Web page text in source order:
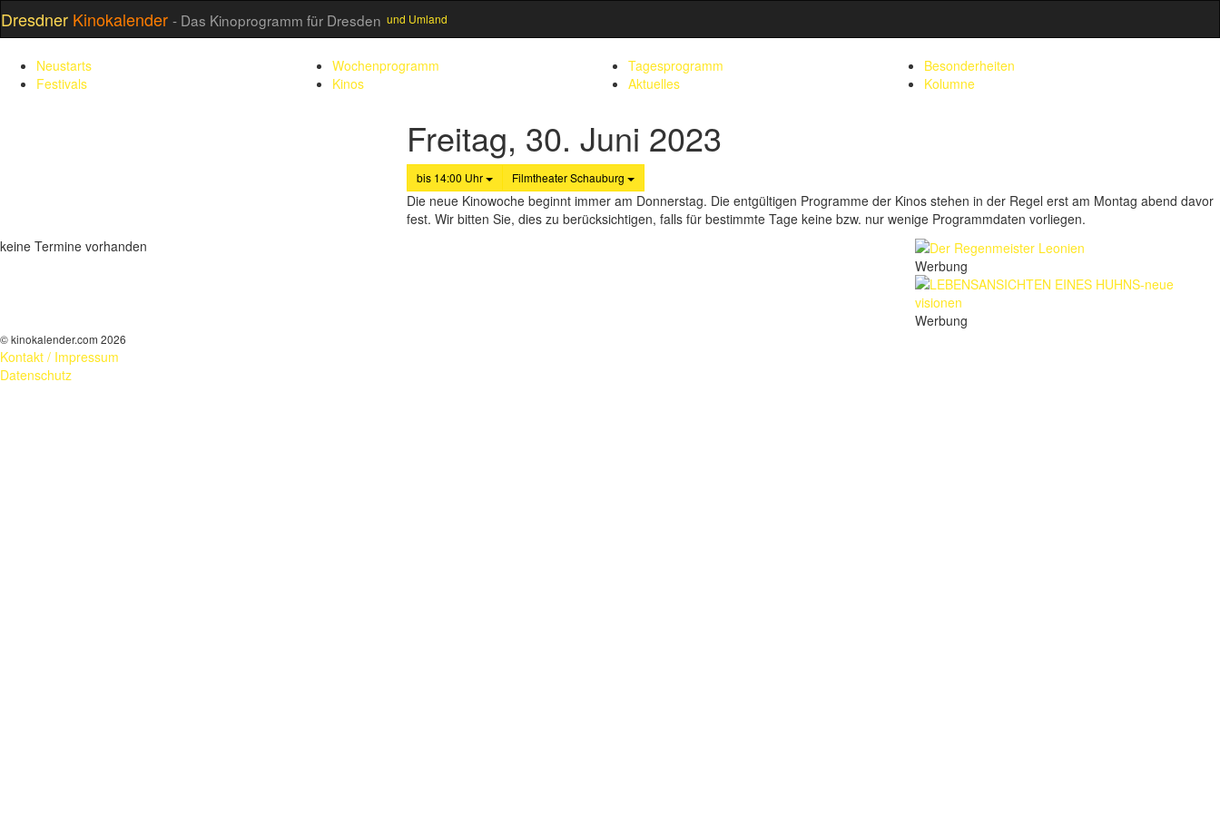
Dresdner Kinokalender - Das Kinoprogramm für Dresden und Umland
Neustarts Wochenprogramm Tagesprogramm
Besonderheiten
Festivals
Kinos Aktuelles Kolumne
Freitag, 30. Juni 2023
bis 14:00 Uhr Filmtheater Schauburg
Die neue Kinowoche beginnt immer am Donnerstag. Die entgültigen Programme der Kinos stehen in der Regel erst am Montag abend davor
fest. Wir bitten Sie, dies zu berücksichtigen, falls für bestimmte Tage keine bzw. nur wenige Programmdaten vorliegen.
keine Termine vorhanden
Werbung
Werbung
© kinokalender.com 2026
Kontakt / Impressum
Datenschutz